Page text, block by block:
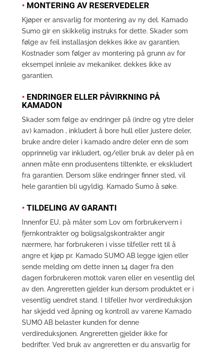
• MONTERING AV RESERVEDELER
Kjøper er ansvarlig for montering av ny del. Kamado
Sumo gir en skikkelig instruks for dette. Skader som
følge av feil installasjon dekkes ikke av garantien.
Kostnader som følger av montering på grunn av for
eksempel innleie av mekaniker, dekkes ikke av
garantien.
• ENDRINGER ELLER PÅVIRKNING PÅ
KAMADON
Skader som følge av endringer på (indre og ytre deler
av) kamadon , inkludert å bore hull eller justere deler,
bruke andre deler i kamado andre deler enn de som
opprinnelig var inkludert, og/eller bruk av deler på en
annen måte enn produsentens tiltenkte, er ekskludert
fra garantien. Dersom slike endringer finner sted, vil
hele garantien bli ugyldig. Kamado Sumo å søke.
• TILDELING AV GARANTI
Innenfor EU, på måter som Lov om forbrukervern i
fjernkontrakter og boligsalgskontrakter angir
nærmere, har forbrukeren i visse tilfeller rett til å
angre et kjøp pr. Kamado SUMO AB legge igjen eller
sende melding om dette innen 14 dager fra den
dagen forbrukeren mottok varen eller en vesentlig del
av den. Angreretten gjelder kun dersom produktet er i
vesentlig uendret stand. I tilfeller hvor verdireduksjon
har skjedd ved åpning og kontroll av varene Kamado
SUMO AB belaster kunden for denne
verdireduksjonen. Angreretten gjelder ikke for
bedrifter. Ved bruk av angreretten er du ansvarlig for